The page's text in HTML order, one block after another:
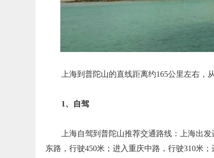
上海到普陀山的直线距离约165公里左右，
1、自驾
上海自驾到普陀山推荐交通路线：上海出
东路，行驶450米；进入重庆中路，行驶310米